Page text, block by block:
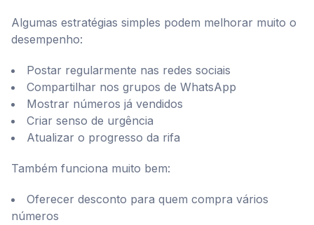
Algumas estratégias simples podem melhorar muito o
desempenho:
Postar regularmente nas redes sociais
Compartilhar nos grupos de WhatsApp
Mostrar números já vendidos
Criar senso de urgência
Atualizar o progresso da rifa
Também funciona muito bem:
Oferecer desconto para quem compra vários
números